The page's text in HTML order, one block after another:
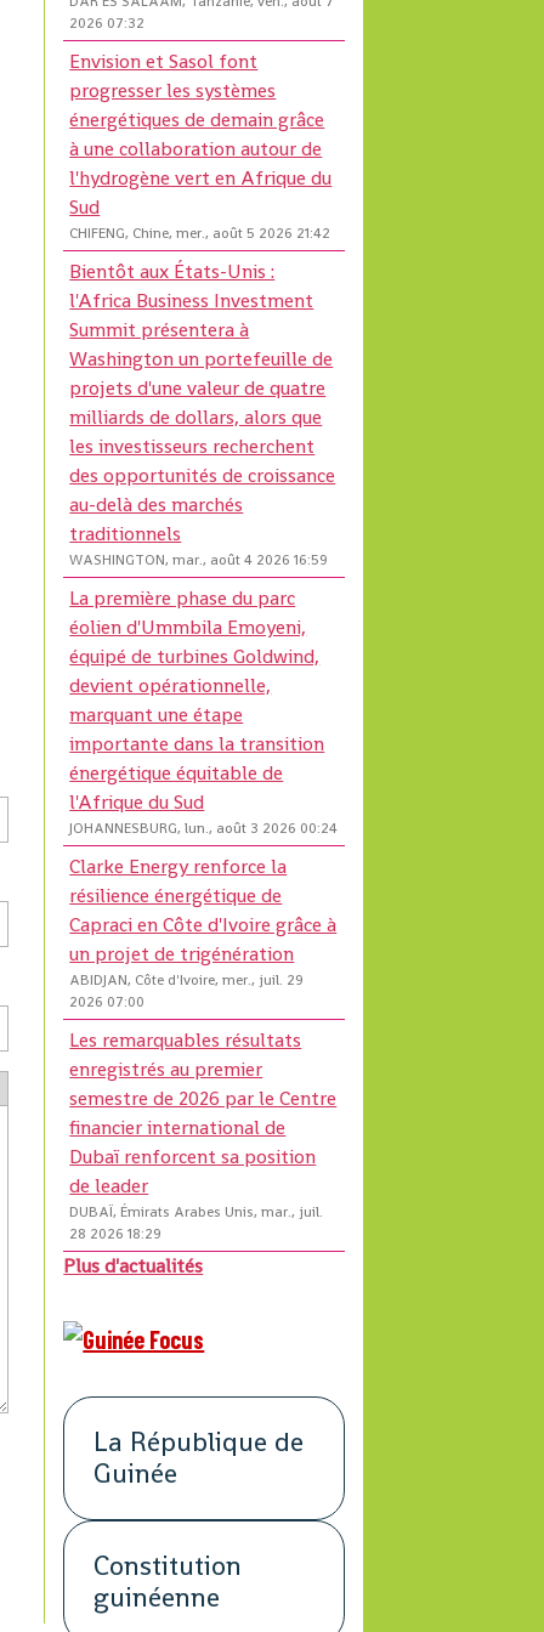
2026 07:32
Envision et Sasol font
progresser les systèmes
énergétiques de demain grâce
à une collaboration autour de
l'hydrogène vert en Afrique du
Sud
CHIFENG, Chine, mer., août 5 2026 21:42
Bientôt aux États-Unis :
l'Africa Business Investment
Summit présentera à
Washington un portefeuille de
projets d'une valeur de quatre
milliards de dollars, alors que
les investisseurs recherchent
des opportunités de croissance
au-delà des marchés
traditionnels
WASHINGTON, mar., août 4 2026 16:59
La première phase du parc
éolien d'Ummbila Emoyeni,
équipé de turbines Goldwind,
devient opérationnelle,
marquant une étape
importante dans la transition
énergétique équitable de
l'Afrique du Sud
JOHANNESBURG, lun., août 3 2026 00:24
Clarke Energy renforce la
résilience énergétique de
Capraci en Côte d'Ivoire grâce à
un projet de trigénération
ABIDJAN, Côte d'Ivoire, mer., juil. 29
2026 07:00
Les remarquables résultats
enregistrés au premier
semestre de 2026 par le Centre
financier international de
Dubaï renforcent sa position
de leader
DUBAÏ, Émirats Arabes Unis, mar., juil.
28 2026 18:29
Plus d'actualités
La République de
Guinée
Constitution
guinéenne